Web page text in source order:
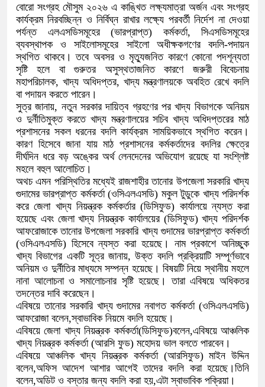
বোরো সংগ্রহ মৌসুম ২০২৬ এ কাঙ্খিত লক্ষ্যমাত্রা অর্জন এবং সংগ্রহ
কার্যক্রম নিরবচ্ছিন্ন ও নির্বিঘ্ন রাখার লক্ষ্যে পরবর্তী নির্দেশ না দেওয়া
পর্যন্ত এলএসডিসমূহের (ভারপ্রাপ্ত) কর্মকর্তা, সিএসডিসমূহের
ব্যবস্থাপক ও সাইলোসমূহের সাইলো অধীক্ষকগণের বদলি-পদায়ন
স্থগিত থাকবে। তবে অবসর ও মৃত্যুজনিত কারণে কোনো পদশূন্যতা
সৃষ্টি হলে বা গুরুতর অসুস্থতাজনিত কারণে জরুরী বিবেচনায়
মহাপরিচালক, খাদ্য অধিদপ্তর, খাদ্য মন্ত্রণালয়কে অবহিত রেখে বদলি
বা পদায়ন করতে পারেন।
সুত্র জানায়, নতুন সরকার দায়িত্ব গ্রহণের পর খাদ্য বিভাগকে অনিয়ম
ও দুর্নীতিমুক্ত করতে খাদ্য মন্ত্রণালয়ের সচিব খাদ্য অধিদপ্তরের মাঠ
প্রশাসনের সকল ধরনের বদলি কার্যক্রম সাময়িকভাবে স্থগিত করেন।
কারণ হিসেবে জানা যায় মাঠ প্রশাসনের কর্মকর্তাদের বদলির ক্ষেত্রে
দীর্ঘদিন ধরে বড় অঙ্কের অর্থ লেনদেনের অভিযোগ রয়েছে যা সংশ্লিষ্ট
মহলে বহুল আলোচিত।
অথচ এমন পরিস্থিতির মধ্যেই রাজশাহীর তানোর উপজেলা সরকারি খাদ্য
গুদামের ভারপ্রাপ্ত কর্মকর্তা (ওসিএলএসডি) মকুল টুডুকে খাদ্য পরিদর্শক
করে জেলা খাদ্য নিয়ন্ত্রক কর্মকর্তার (ডিসিফুড) কার্যালয়ে ন্যস্ত করা
হয়েছে এবং জেলা খাদ্য নিয়ন্ত্রক কার্যালয়ের (ডিসিফুড) খাদ্য পরিদর্শক
আফরোজাকে তানোর উপজেলা সরকারি খাদ্য গুদামের ভারপ্রাপ্ত কর্মকর্তা
(ওসিএলএসডি) হিসেবে ন্যস্ত করা হয়েছে। নাম প্রকাশে অনিচ্ছুক
খাদ্য বিভাগের একটি সূত্র জানায়, উক্ত বদলি প্রক্রিয়াটি সম্পূর্ণভাবে
অনিয়ম ও দুর্নীতির মাধ্যমে সম্পন্ন হয়েছে। বিষয়টি নিয়ে স্থানীয় মহলে
নানা আলোচনা ও সমালোচনার সৃষ্টি হয়েছে। তারা এবিষয়ে অধিকতর
তদন্তের দাবি করেছেন।
এবিষয়ে তানোর সরকারি খাদ্য গুদামের নবাগত কর্মকর্তা (ওসিএলএসডি)
আফরোজা বলেন,স্বাভাবিক নিয়মে বদলি হয়েছে।
এবিষয়ে জেলা খাদ্য নিয়ন্ত্রক কর্মকর্তা(ডিসিফুড)বলেন,এবিষয়ে আঞ্চলিক
খাদ্য নিয়ন্ত্রক কর্মকর্তা (আরসি ফুড) মহোদয় ভাল বলতে পারবেন।
এবিষয়ে আঞ্চলিক খাদ্য নিয়ন্ত্রক কর্মকর্তা (আরসিফুড) মাইন উদ্দিন
বলেন,অফিস আদেশ আশার আগেই তাদের বদলি করা হয়েছে।তিনি
বলেন,অডিট ও বস্তার জন্য বদলি করা হয়,এটা স্বাভাবিক পক্রিয়া।